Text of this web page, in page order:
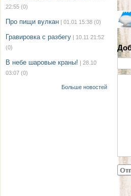
22:55 (0)
Про пищи вулкан | 01.01 15:38 (0)
Гравировка с разбегу | 10.11 21:52
(0)
В небе шаровые краны! | 28.10
03:07 (0)
Больше новостей